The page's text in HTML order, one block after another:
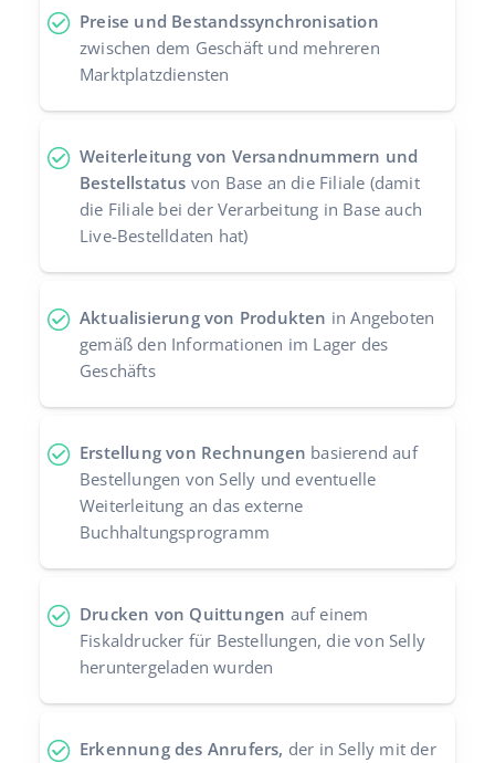
Preise und Bestandssynchronisation
zwischen dem Geschäft und mehreren
Marktplatzdiensten
Weiterleitung von Versandnummern und
Bestellstatus von Base an die Filiale (damit
die Filiale bei der Verarbeitung in Base auch
Live-Bestelldaten hat)
Aktualisierung von Produkten in Angeboten
gemäß den Informationen im Lager des
Geschäfts
Erstellung von Rechnungen basierend auf
Bestellungen von Selly und eventuelle
Weiterleitung an das externe
Buchhaltungsprogramm
Drucken von Quittungen auf einem
Fiskaldrucker für Bestellungen, die von Selly
heruntergeladen wurden
Erkennung des Anrufers, der in Selly mit der